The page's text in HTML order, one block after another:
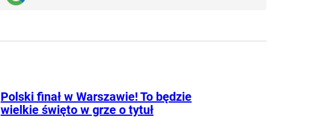
Polski finał w Warszawie! To będzie
wielkie święto w grze o tytuł